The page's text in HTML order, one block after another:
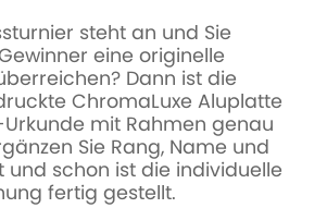
steht an und Sie
eine originelle
Dann ist die
ChromaLuxe Aluplatte
mit Rahmen genau
Sie Rang, Name und
und schon ist die individuelle
fertig gestellt.